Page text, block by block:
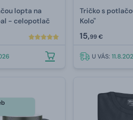
lopta na
- celopotlač
Tričko s
Kolo"
15,99 €
U VÁS: